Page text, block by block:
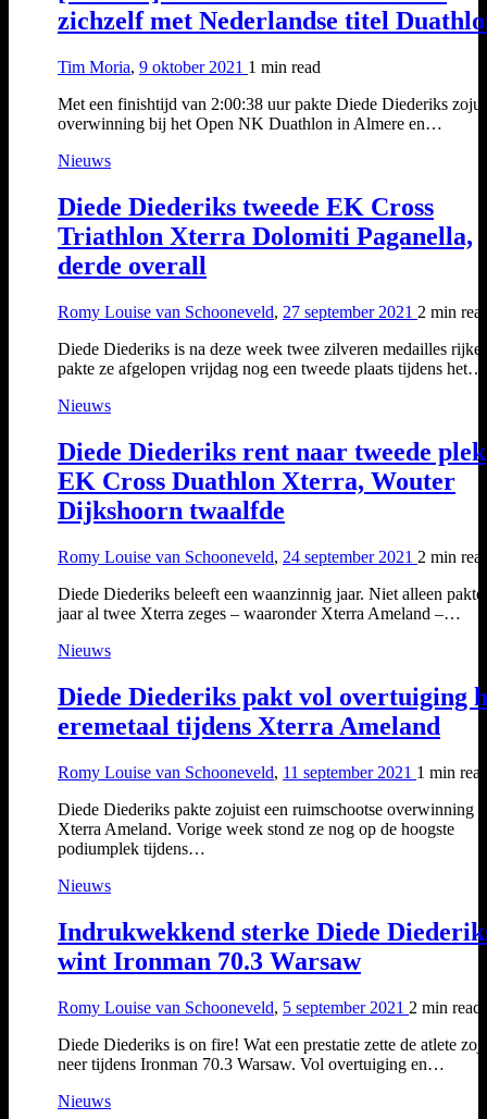
zichzelf met Nederlandse titel
Tim Moria, 9 oktober 2021 1 min read
Met een finishtijd van 2:00:38 uur pakte Diede Diederiks
overwinning bij het Open NK Duathlon in Almere en…
Nieuws
Diede Diederiks tweede EK Cross
Triathlon Xterra Dolomiti Paganella,
derde overall
Romy Louise van Schooneveld, 27 september 2021 2 min
Diede Diederiks is na deze week twee zilveren medailles
pakte ze afgelopen vrijdag nog een tweede plaats tijdens het…
Nieuws
Diede Diederiks rent naar tweede plek
EK Cross Duathlon Xterra, Wouter
Dijkshoorn twaalfde
Romy Louise van Schooneveld, 24 september 2021 2 min
Diede Diederiks beleeft een waanzinnig jaar. Niet alleen
jaar al twee Xterra zeges – waaronder Xterra Ameland –…
Nieuws
Diede Diederiks pakt vol overtuiging
eremetaal tijdens Xterra Ameland
Romy Louise van Schooneveld, 11 september 2021 1 min
Diede Diederiks pakte zojuist een ruimschootse overwinning
Xterra Ameland. Vorige week stond ze nog op de hoogste
podiumplek tijdens…
Nieuws
Indrukwekkend sterke Diede
wint Ironman 70.3 Warsaw
Romy Louise van Schooneveld, 5 september 2021 2 min read
Diede Diederiks is on fire! Wat een prestatie zette de atlete
neer tijdens Ironman 70.3 Warsaw. Vol overtuiging en…
Nieuws